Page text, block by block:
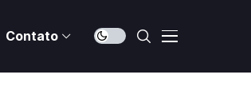
Contato